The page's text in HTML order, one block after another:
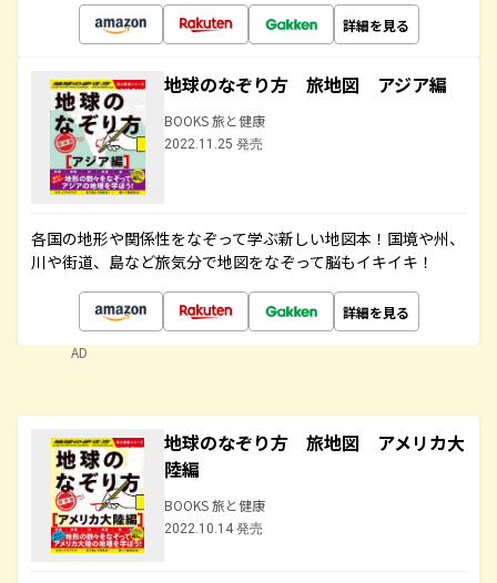
詳細を見る
地球のなぞり方 旅地図 アジア編
BOOKS 旅と健康
2022.11.25 発売
各国の地形や関係性をなぞって学ぶ新しい地図本！国境や州、
川や街道、島など旅気分で地図をなぞって脳もイキイキ！
詳細を見る
AD
地球のなぞり方 旅地図 アメリカ大
陸編
BOOKS 旅と健康
2022.10.14 発売